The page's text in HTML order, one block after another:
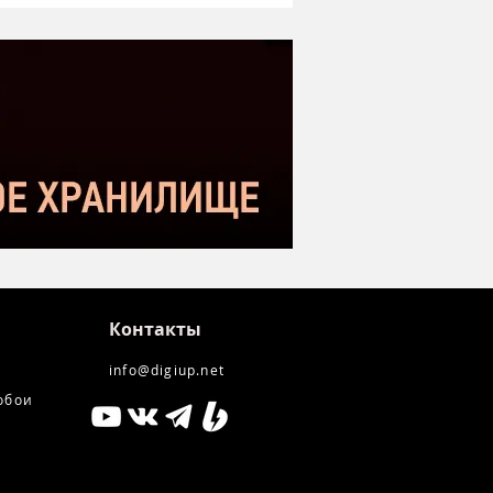
сегменте |
SM-10
Контакты
info@digiup.net